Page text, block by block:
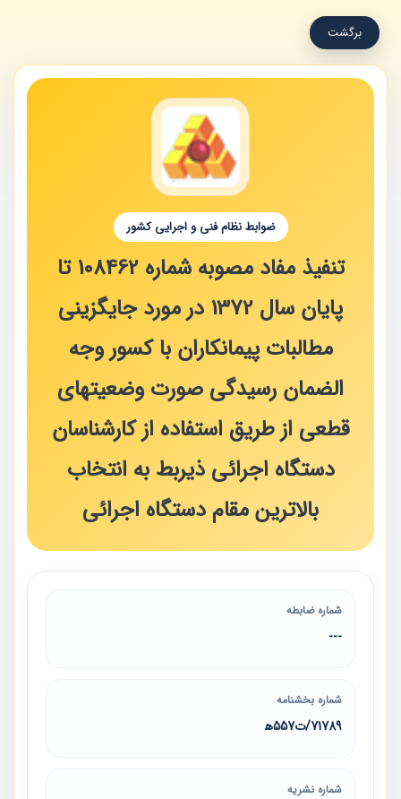
برگشت
ضوابط نظام فنی و اجرایی کشور
تنفیذ مفاد مصوبه شماره 108462 تا
پایان سال 1372 در مورد جایگزینی
مطالبات پیمانکاران با کسور وجه
الضمان رسیدگی صورت وضعیتهای
قطعی از طریق استفاده از کارشناسان
دستگاه اجرائی ذیربط به انتخاب
بالاترین مقام دستگاه اجرائی
شماره ضابطه
---
شماره بخشنامه
71789/ت557ه‍
شماره نشریه